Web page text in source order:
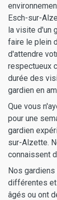
Esch-sur-
la visite d'un
faire le plein
d'attendre
respectueux
durée des
gardien en
Que vous
pour une
gardien
sur-Alzette.
connaissent
Nos
différentes et
âgés ou ont